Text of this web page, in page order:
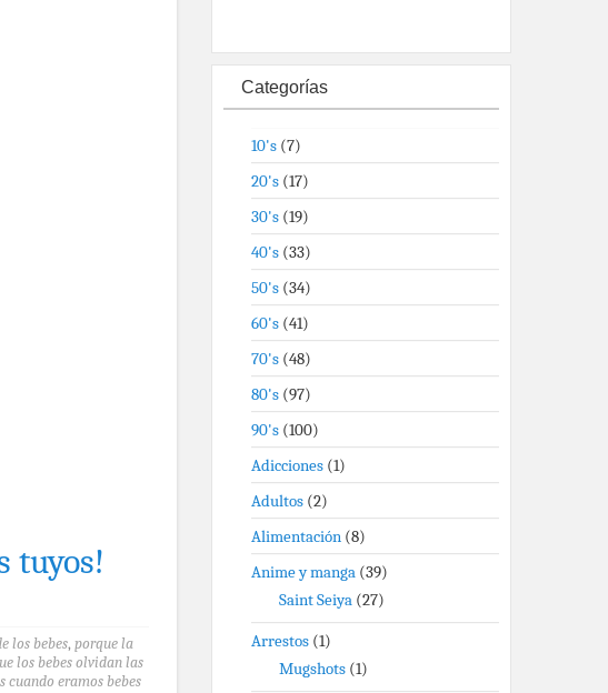
tuyos!
los bebes, porque la
los bebes olvidan las
cuando eramos bebes
Categorías
10's (7)
20's (17)
30's (19)
40's (33)
50's (34)
60's (41)
70's (48)
80's (97)
90's (100)
Adicciones (1)
Adultos (2)
Alimentación (8)
Anime y manga (39)
Saint Seiya (27)
Arrestos (1)
Mugshots (1)